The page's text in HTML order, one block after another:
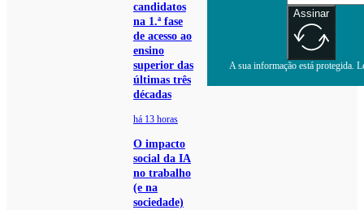
candidatos
na 1.ª fase
de acesso ao
ensino
superior das
últimas três
décadas
há 13 horas
O impacto
social da IA
no trabalho
(e na
sociedade)
Assinar
A sua informação está protegida.